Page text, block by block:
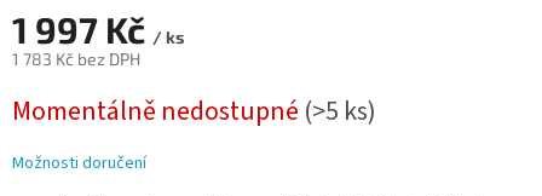
1 997 Kč / ks
1 783 Kč bez DPH
cena:
Momentálně nedostupné (>5 ks)
Možnosti doručení